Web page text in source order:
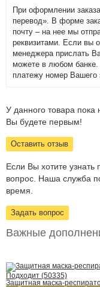
При оформлении
перевод». В форме
почту – на нее мы
реквизитами. Если вы
менеджера прислать
можете в любом банке.
платежу номер Вашего
У данного товара пока
Вы будете первым!
Оставить отзыв
Если Вы хотите
вопрос. Наша служба
время.
Задать вопрос
Важные
Подходит (50335)
Защитная маска-